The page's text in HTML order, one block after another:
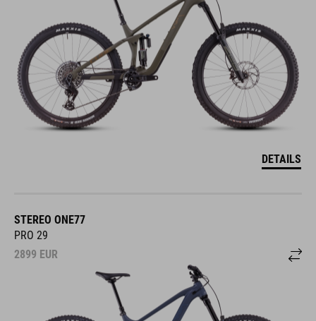
DETAILS
STEREO ONE77
PRO 29
2899 EUR